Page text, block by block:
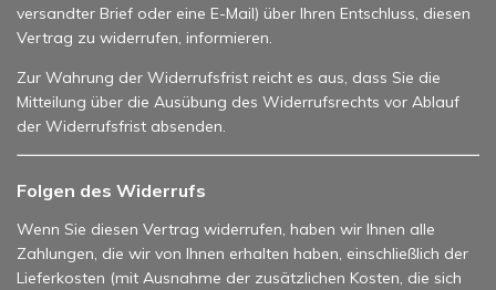
versandter Brief oder eine E-Mail) über Ihren Entschluss, diesen
Vertrag zu widerrufen, informieren.
Zur Wahrung der Widerrufsfrist reicht es aus, dass Sie die
Mitteilung über die Ausübung des Widerrufsrechts vor Ablauf
der Widerrufsfrist absenden.
Folgen des Widerrufs
Wenn Sie diesen Vertrag widerrufen, haben wir Ihnen alle
Zahlungen, die wir von Ihnen erhalten haben, einschließlich der
Lieferkosten (mit Ausnahme der zusätzlichen Kosten, die sich